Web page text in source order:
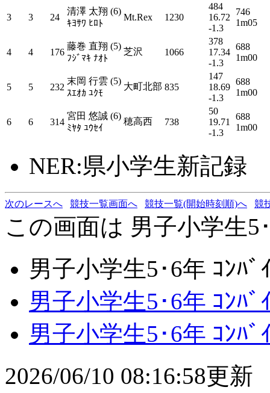
3 3 24
清澤 太翔 (6)
ｷﾖｻﾜ ﾋﾛﾄ
Mt.Rex 1230
484
16.72
-1.3
746
1m05
4 4 176
藤巻 直翔 (5)
ﾌｼﾞﾏｷ ﾅｵﾄ
芝沢 1066
378
17.34
-1.3
688
1m00
5 5 232
末岡 行雲 (5)
ｽｴｵｶ ﾕｸﾓ
大町北部 835
147
18.69
-1.3
688
1m00
6 6 314
宮田 悠誠 (6)
ﾐﾔﾀ ﾕｳｾｲ
穂高西 738
50
19.71
-1.3
688
1m00
NER:県小学生新記録
次のレースへ 競技一覧画面へ 競技一覧(開始時刻順)へ 競
この画面は 男子小学生5
男子小学生5･6年 ｺﾝﾊﾞ
男子小学生5･6年 ｺﾝﾊﾞ
男子小学生5･6年 ｺﾝﾊ
2026/06/10 08:16:58更新